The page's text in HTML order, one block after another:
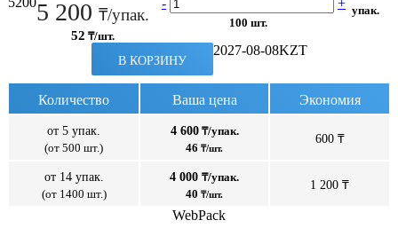
5 200 ₸/упак.
52 ₸/шт.
- +
100 шт.
упак.
В КОРЗИНУ
2027-08-08KZT
Количество Ваша цена Экономия
от 5 упак.
(от 500 шт.)
4 600₸/упак.
46 ₸/шт.
600 ₸
от 14 упак.
(от 1400 шт.)
4 000 ₸/упак.
40 ₸/шт.
1 200 ₸
WebPack